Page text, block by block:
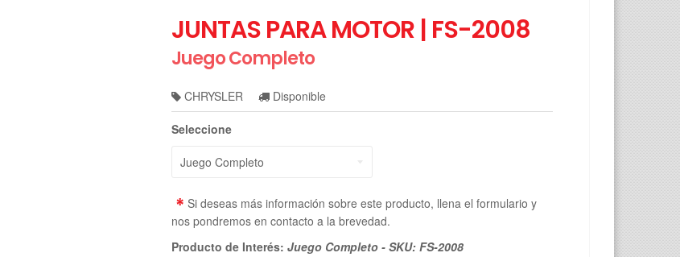
JUNTAS PARA MOTOR | FS-2008
Juego Completo
CHRYSLER Disponible
Seleccione
* Si deseas más información sobre este producto, llena el formulario y
nos pondremos en contacto a la brevedad.
Producto de Interés: Juego Completo - SKU: FS-2008